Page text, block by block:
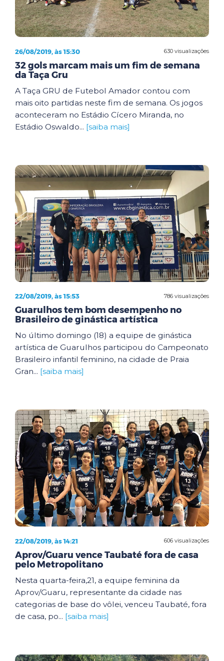
630 visualizações
26/08/2019, às 15:30
32 gols marcam mais um fim de semana
da Taça Gru
A Taça GRU de Futebol Amador contou com
mais oito partidas neste fim de semana. Os jogos
aconteceram no Estádio Cícero Miranda, no
Estádio Oswaldo... [saiba mais]
786 visualizações
22/08/2019, às 15:53
Guarulhos tem bom desempenho no
Brasileiro de ginástica artística
No último domingo (18) a equipe de ginástica
artística de Guarulhos participou do Campeonato
Brasileiro infantil feminino, na cidade de Praia
Gran... [saiba mais]
606 visualizações
22/08/2019, às 14:21
Aprov/Guaru vence Taubaté fora de casa
pelo Metropolitano
Nesta quarta-feira,21, a equipe feminina da
Aprov/Guaru, representante da cidade nas
categorias de base do vôlei, venceu Taubaté, fora
de casa, po... [saiba mais]